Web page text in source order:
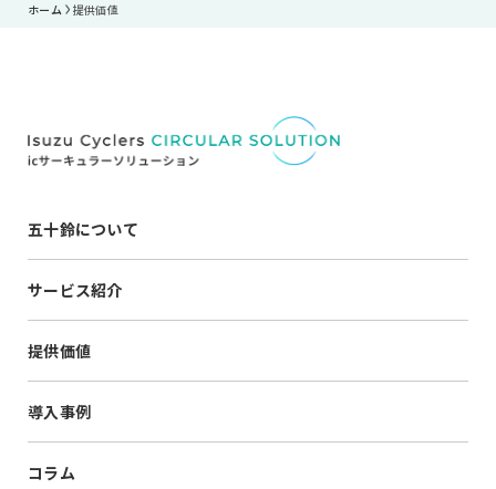
ホーム 提供価値
五十鈴について
サービス紹介
提供価値
導入事例
コラム